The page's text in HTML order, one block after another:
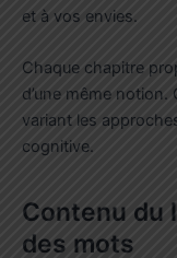
et à vos envies.
Chaque chapitre
d’une même
variant les
cognitive.
Contenu du
des mots